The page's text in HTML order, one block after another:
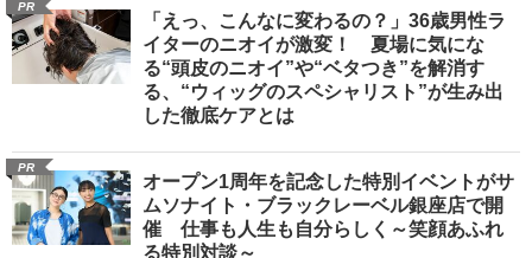
PR
「えっ、こんなに変わるの？」36歳男性ラ
イターのニオイが激変！ 夏場に気にな
る“頭皮のニオイ”や“ベタつき”を解消す
る、“ウィッグのスペシャリスト”が生み出
した徹底ケアとは
PR
オープン1周年を記念した特別イベントがサ
ムソナイト・ブラックレーベル銀座店で開
催 仕事も人生も自分らしく～笑顔あふれ
る特別対談～